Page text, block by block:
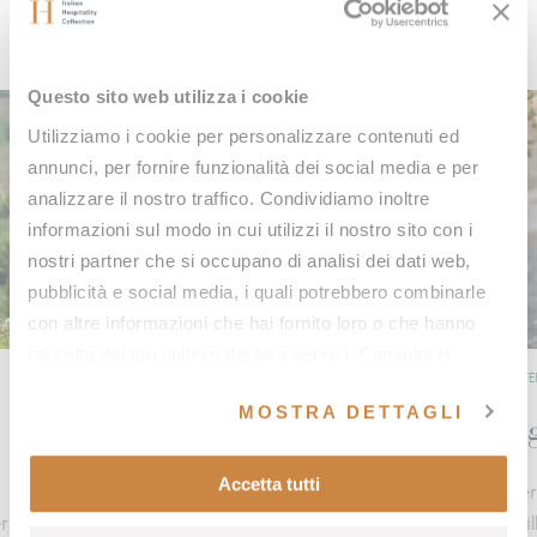
Questo sito web utilizza i cookie
Utilizziamo i cookie per personalizzare contenuti ed
annunci, per fornire funzionalità dei social media e per
analizzare il nostro traffico. Condividiamo inoltre
informazioni sul modo in cui utilizzi il nostro sito con i
nostri partner che si occupano di analisi dei dati web,
pubblicità e social media, i quali potrebbero combinarle
con altre informazioni che hai fornito loro o che hanno
MOSTRA DETTAGLI
Accetta tutti
Freschezza d'estate
Dal 3 giugno al 31 agosto scopri il fascino della